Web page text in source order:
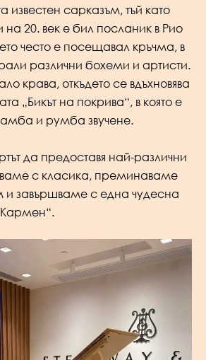
известен сарказъм, тъй като
на 20. век е бил посланик в Рио
често е посещавал кръчма, в
различни бохеми и артисти.
крава, откъдето се вдъхновява
„Бикът на покрива“, в която е
и румба звучене.
да предоставя най-различни
с класика, преминаваме
и завършваме с една чудесна